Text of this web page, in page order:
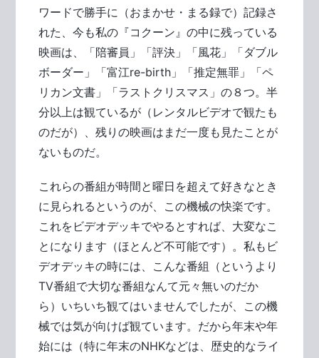
ワードで勝手に（おまかせ・まる録で）記録さ
れた、今も私の『コクーン』の中に残っている
映画は、「陪審員」「評決」「風花」「ダブル
ボーダー」「富江re-birth」「推定無罪」「ペ
リカン文書」「ラストクリスマス」の８つ。半
分以上は観ているが（レンタルビデオで観たも
のだが）、残りの映画はまだ一度も見たことが
ないものだ。
これらの番組が時間と曜日を超えて好きなとき
に見られるというのが、この機械の快楽です。
これをビデオデッキでやるとすれば、大変なこ
とになります（ほとんど不可能です）。私もビ
デオデッキの時には、こんな番組（というより
TV番組で大切な番組なんて元々無いのだか
ら）いちいち観てはいませんでしたが、この機
械では気が向けば観ています。だから年末や年
始には（特に年末のNHKなどは、歴史的なライ